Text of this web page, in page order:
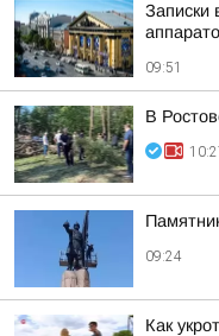
Записки
09:51
В
09:24
Как